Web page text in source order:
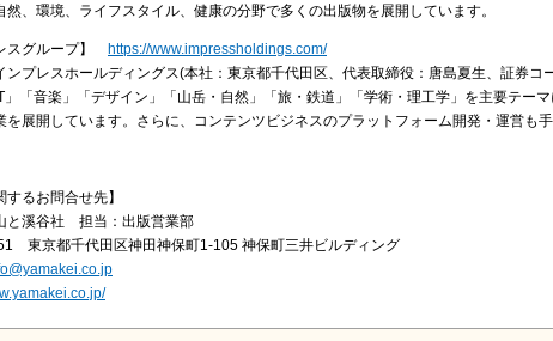
然、環境、ライフスタイル、健康の分野で多くの出版物を展開しています。
スグループ】
https://www.impressholdings.com/
ンプレスホールディングス(本社：東京都千代田区、代表取締役：唐島夏生、証券
」「音楽」「デザイン」「山岳・自然」「旅・鉄道」「学術・理工学」を主要テー
を展開しています。さらに、コンテンツビジネスのプラットフォーム開発・運営も手
するお問合せ先】
と溪谷社 担当：出版営業部
東京都千代田区神田神保町1-105 神保町三井ビルディング